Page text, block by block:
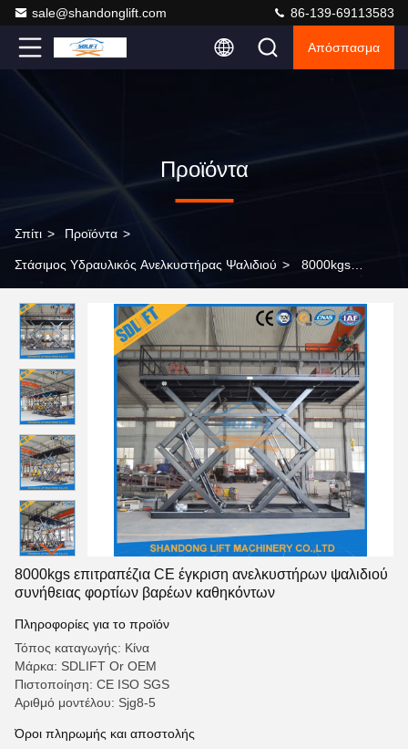
sale@shandonglift.com 86-139-69113583
Απόσπασμα
Προϊόντα
Σπίτι > Προϊόντα >
Στάσιμος Υδραυλικός Ανελκυστήρας Ψαλιδιού > 8000kgs
φορτίων βαρέων καθηκόντων
8000kgs επιτραπέζια CE έγκριση ανελκυστήρων ψαλιδιού
συνήθειας φορτίων βαρέων καθηκόντων
Πληροφορίες για το προϊόν
Τόπος καταγωγής: Κίνα
Μάρκα: SDLIFT Or OEM
Πιστοποίηση: CE ISO SGS
Αριθμό μοντέλου: Sjg8-5
Όροι πληρωμής και αποστολής